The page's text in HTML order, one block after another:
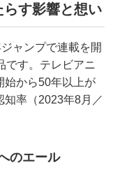
らす影響と想い
ャンプで連載を開
です。テレビアニ
始から50年以上が
知率（2023年8月／
のエール